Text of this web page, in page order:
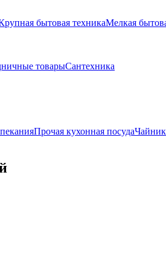
бытовая техникаМелкая
товарыСантехника
Прочая кухонная посуда